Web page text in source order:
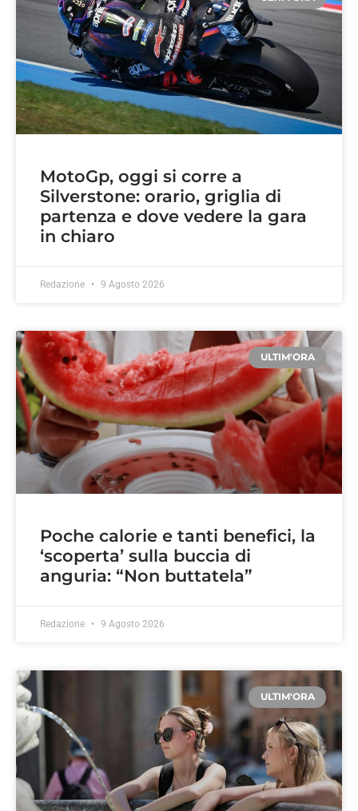
MotoGp, oggi si corre a
Silverstone: orario, griglia di
partenza e dove vedere la gara
in chiaro
Redazione 9 Agosto 2026
ULTIM'ORA
Poche calorie e tanti benefici, la
‘scoperta’ sulla buccia di
anguria: “Non buttatela”
Redazione 9 Agosto 2026
ULTIM'ORA